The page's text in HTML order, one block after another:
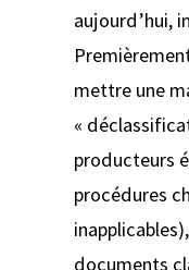
aujourd’hui,
mettre une
«
producteurs
procédures
documents